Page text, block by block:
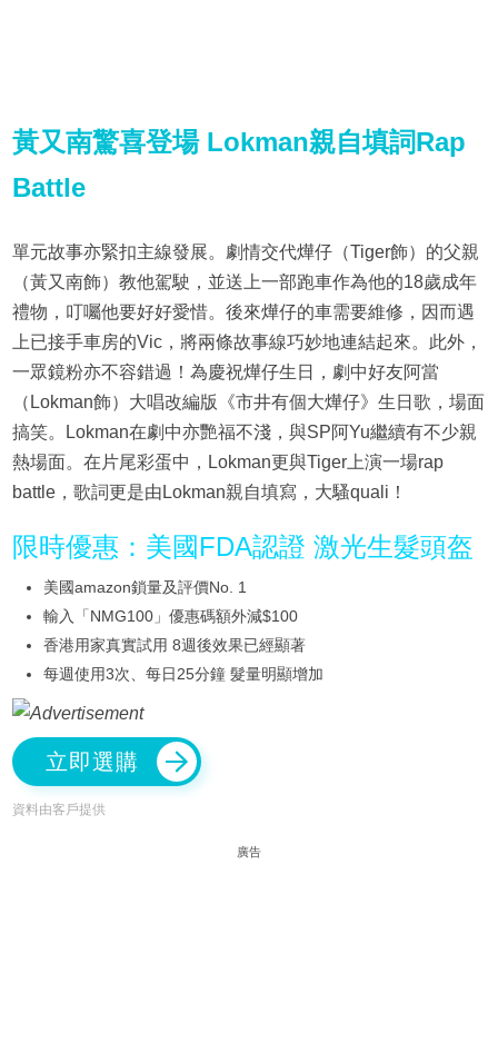
黃又南驚喜登場 Lokman親自填詞Rap
Battle
單元故事亦緊扣主線發展。劇情交代燁仔（Tiger飾）的父親
（黃又南飾）教他駕駛，並送上一部跑車作為他的18歲成年
禮物，叮囑他要好好愛惜。後來燁仔的車需要維修，因而遇
上已接手車房的Vic，將兩條故事線巧妙地連結起來。此外，
一眾鏡粉亦不容錯過！為慶祝燁仔生日，劇中好友阿當
（Lokman飾）大唱改編版《市井有個大燁仔》生日歌，場面
搞笑。Lokman在劇中亦艷福不淺，與SP阿Yu繼續有不少親
熱場面。在片尾彩蛋中，Lokman更與Tiger上演一場rap
battle，歌詞更是由Lokman親自填寫，大騷quali！
限時優惠：美國FDA認證 激光生髮頭盔
美國amazon鎖量及評價No. 1
輸入「NMG100」優惠碼額外減$100
香港用家真實試用 8週後效果已經顯著
每週使用3次、每日25分鐘 髮量明顯增加
立即選購
資料由客戶提供
廣告